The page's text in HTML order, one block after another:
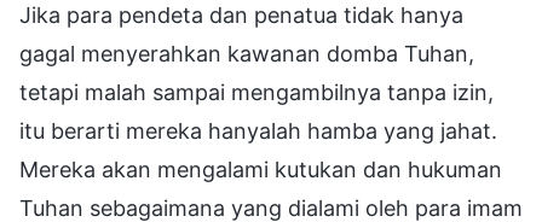
Jika para pendeta dan penatua tidak hanya
gagal menyerahkan kawanan domba Tuhan,
tetapi malah sampai mengambilnya tanpa izin,
itu berarti mereka hanyalah hamba yang jahat.
Mereka akan mengalami kutukan dan hukuman
Tuhan sebagaimana yang dialami oleh para imam